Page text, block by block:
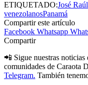
ETIQUETADO:José
venezolanosPanamá
Compartir este artículo
Facebook Whatsapp
Compartir
📲 Sigue nuestras
comunidades de Caraota
Telegram. También